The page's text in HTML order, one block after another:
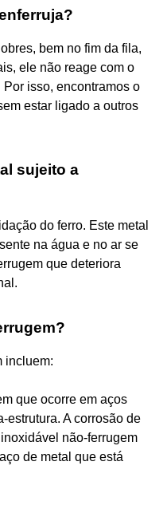
bem no fim da fila,
ele não reage com o
isso, encontramos o
estar ligado a outros
sujeito a
do ferro. Este metal
na água e no ar se
que deteriora
incluem:
que ocorre em aços
estrutura. A corrosão de
não-ferrugem
de metal que está